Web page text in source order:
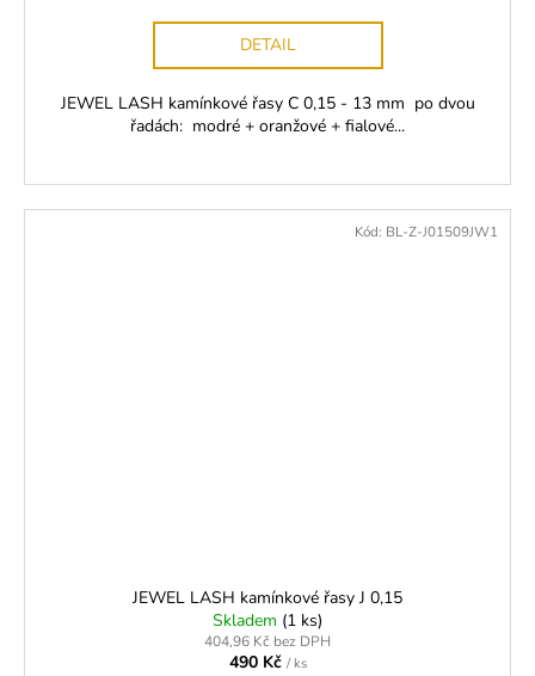
DETAIL
JEWEL LASH kamínkové řasy C 0,15 - 13 mm po dvou
řadách: modré + oranžové + fialové...
JEWEL LASH kamínkové řasy J 0,15
Skladem (1 ks)
404,96 Kč bez DPH
490 Kč / ks
Kód: BL-Z-J01509JW1